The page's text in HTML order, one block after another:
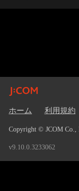
ホーム 利用規約
Copyright © JCOM Co.,
v9.10.0.3233062